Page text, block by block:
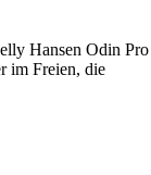
Hansen Odin Pro
im Freien, die